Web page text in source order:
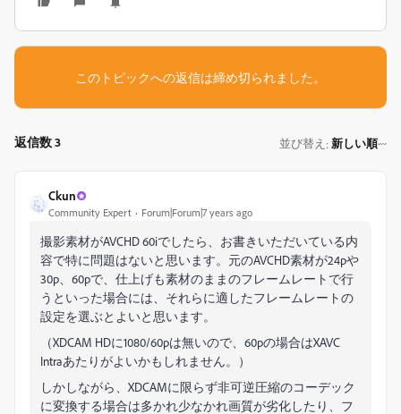
このトピックへの返信は締め切られました。
返信数 3 並び替え : 新しい順
Ckun
Community Expert Forum|Forum|7 years ago
撮影素材がAVCHD 60iでしたら、お書きいただいている内
容で特に問題はないと思います。元のAVCHD素材が24pや
30p、60pで、仕上げも素材のままのフレームレートで行
うといった場合には、それらに適したフレームレートの
設定を選ぶとよいと思います。
（XDCAM HDに1080/60pは無いので、60pの場合はXAVC
Intraあたりがよいかもしれません。）
しかしながら、XDCAMに限らず非可逆圧縮のコーデック
に変換する場合は多かれ少なかれ画質が劣化したり、フ